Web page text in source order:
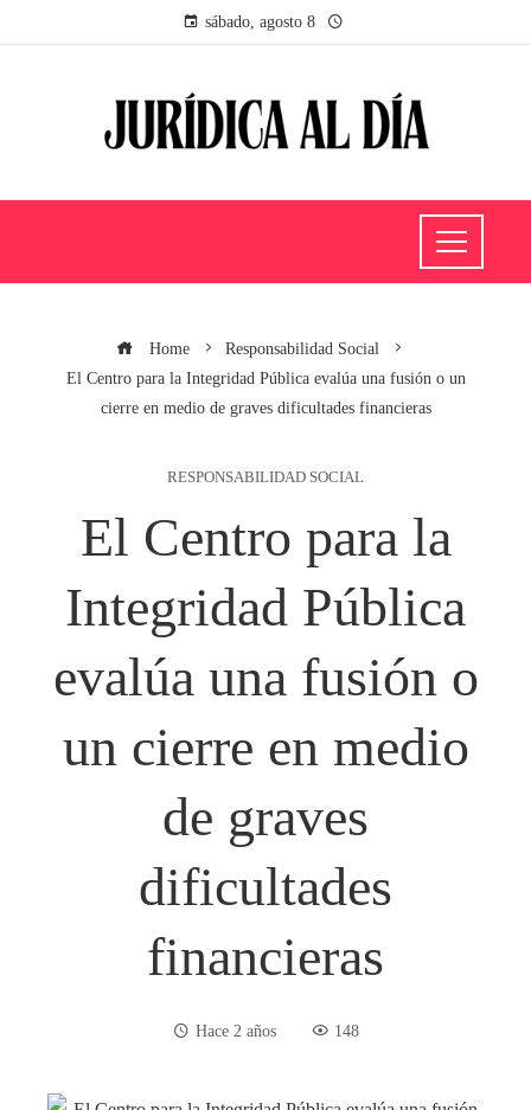
sábado, agosto 8
Home
Responsabilidad Social
El Centro para la Integridad Pública evalúa una fusión o un
cierre en medio de graves dificultades financieras
RESPONSABILIDAD SOCIAL
El Centro para la
Integridad Pública
evalúa una fusión o
un cierre en medio
de graves
dificultades
financieras
Hace 2 años 148